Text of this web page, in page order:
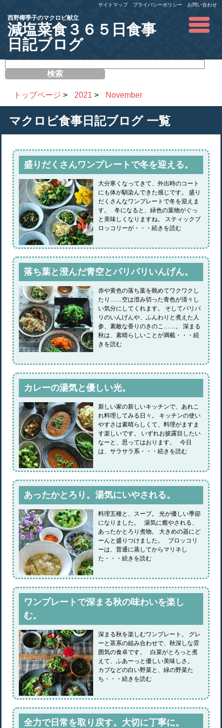
サイトマップ プライバシーポリシー お問い合わせ
西野椰季子のマクロビ献立
減塩菜食３６５日食事
日記ブログ
イ
ト
索
トップページ > 2021 > November
マクロビ食事日記ブログ一覧
盛りだくさんワンプレートで冬を迎える。
大分寒くなってきて、外出時のコート
にも体が馴染んできた感じです。 盛り
だくさんなワンプレートで冬を迎えま
す。 冬になると、緑色の葉物がぐっ
と美味しくなりますね。 スティックブ
ロッコリーが・・・続きを読む
落ち葉と澄んだ青空とパリパリいんげん。
赤や黄色の落ち葉を眺めてワクワクし
たり……空は澄み切った青色が清々し
い気分にしてくれます。 そしてパリパ
リのいんげんや、ふんわりと煮えた人
参、素敵な香りのきのこ……。 深まる
秋は、素晴らしいことが満載・・・続
きを読む
カレーの湯気と優しい光。
新しい家の新しいキッチンで、あれこ
れ料理してみる日々。 キッチンの使い
やすさは素晴らしくて、料理がますま
す楽しいです。 いずれお披露目したい
なーと、思ってはおります。 今日
は、サラサラ系・・・続きを読む
あったかとろり。湯気にいやされる。
料理五種と、スープ。 光が優しい季節
になりました。 湯気に癒やされる、
あったかとろり煮物。 大きめの器にど
ーんと盛りつけました。 ブロッコリ
ーは、普通に蒸してからマリネし
た・・・続きを読む
ワンプレートで深まる秋の味わいを楽し
む。
深まる秋を楽しむワンプレート。 グレ
ーと茶系の組み合わせで、秋深しな雰
囲気の食卓です。 白菜がとろっと煮
えて、ふあーっと優しい美味しさ。
カブなどの白い野菜と、緑の野菜た
ち・・・続きを読む
全力で日常を取り戻す。大切に丁寧に。